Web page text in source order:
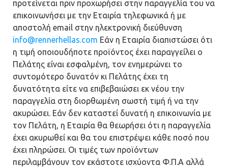
προτείνεται πριν προχωρήσει στην παραγγελία του να
επικοινωνήσει με την Εταιρία τηλεφωνικά ή με
αποστολή email στην ηλεκτρονική διεύθυνση
info@rennerhellas.com Εάν η Εταιρία διαπιστώσει ότι
η τιμή οποιουδήποτε προϊόντος έχει παραγγείλει ο
Πελάτης είναι εσφαλμένη, τον ενημερώνει το
συντομότερο δυνατόν κι Πελάτης έχει τη
δυνατότητα είτε να επιβεβαιώσει εκ νέου την
παραγγελία στη διορθωμένη σωστή τιμή ή να την
ακυρώσει. Εάν δεν καταστεί δυνατή η επικοινωνία με
τον Πελάτη, η Εταιρία θα θεωρήσει ότι η παραγγελία
έχει ακυρωθεί και θα του επιστρέψει κάθε ποσό που
έχει πληρώσει. Οι τιμές των προϊόντων
περιλαμβάνουν τον εκάστοτε ισχύοντα Φ.Π.Α αλλά